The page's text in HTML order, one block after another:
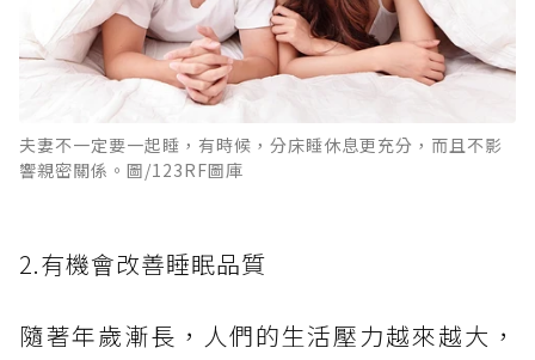
夫妻不一定要一起睡，有時候，分床睡休息更充分，而且不影
響親密關係。圖/123RF圖庫
2.有機會改善睡眠品質
隨著年歲漸長，人們的生活壓力越來越大，